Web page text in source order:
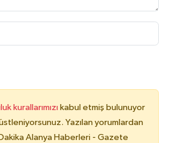
kurallarımızı kabul etmiş bulunuyor
Yazılan yorumlardan
Alanya Haberleri - Gazete